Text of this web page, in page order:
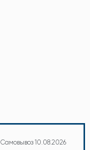
Самовывоз 10.08.2026